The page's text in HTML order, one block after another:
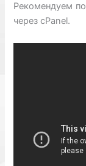
Рекомендуем
через cPanel.